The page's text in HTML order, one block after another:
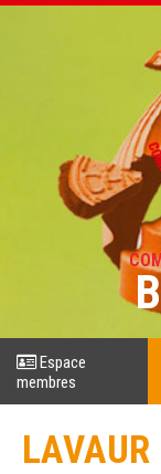
Espace
membres